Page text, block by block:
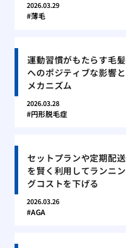
2026.03.29
薄毛
運動習慣がもたらす毛髪
へのポジティブな影響と
メカニズム
2026.03.28
円形脱毛症
セットプランや定期配送
を賢く利用してランニン
グコストを下げる
2026.03.26
AGA